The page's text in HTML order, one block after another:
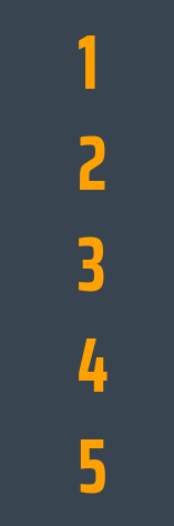
1
2
3
4
5